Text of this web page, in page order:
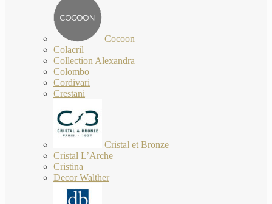
Cocoon
Colacril
Collection Alexandra
Colombo
Cordivari
Crestani
Cristal et Bronze
Cristal L’Arche
Cristina
Decor Walther